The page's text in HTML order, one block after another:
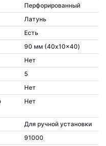
Перфорированный
Латунь
Есть
90 мм (40x10x40)
Нет
5
Нет
Нет
Для ручной установки
91000